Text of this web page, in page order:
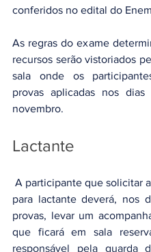
conferidos no edital do
As regras do exame
recursos serão vistoriados
sala onde os
provas aplicadas nos
novembro.
Lactante
A participante que solicitar
para lactante deverá, nos
provas, levar um
que ficará em sala
responsável pela guarda